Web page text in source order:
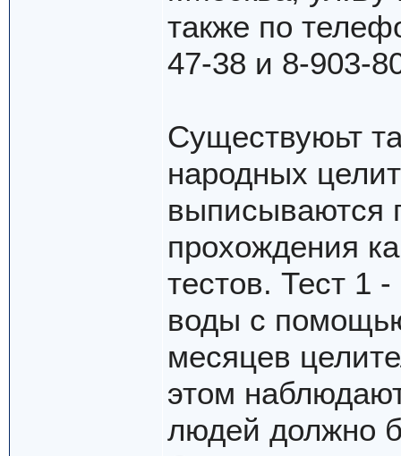
также по
47-38 и 8-903-
Существуюьт
народных
выписываются
прохождения
тестов. Тест 1
воды с
месяцев
этом
людей должно